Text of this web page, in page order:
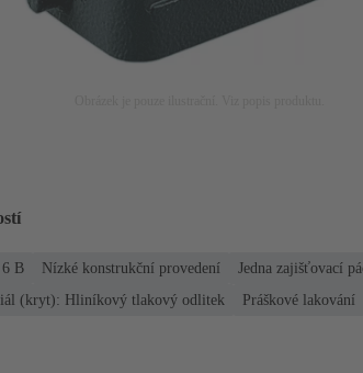
B Nízké konstrukční provedení Jedna zajišťovací
(kryt): Hliníkový tlakový odlitek Práškové lakování